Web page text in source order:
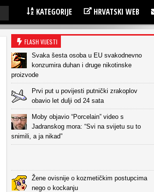
KATEGORIJE HRVATSKI WEB
FLASH VIJESTI
Svaka šesta osoba u EU svakodnevno
konzumira duhan i druge nikotinske
proizvode
Prvi put u povijesti putnički zrakoplov
obavio let dulji od 24 sata
Moby objavio “Porcelain” video s
Jadranskog mora: “Svi na svijetu su to
snimili, a ja nikad”
Žene ovisnije o kozmetičkim postupcima
nego o kockanju